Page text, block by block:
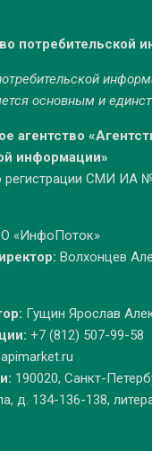
потребительской
основным и
агентство
информации»
регистрации СМИ ИА
«ИнфоПоток»
Волхонцев
Гущин Ярослав
+7 (812) 507-99-58
190020, Санкт-
д. 134-136-138,